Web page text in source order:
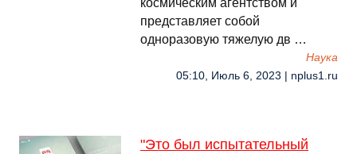
космическим агентством и
представляет собой
одноразовую тяжелую дв …
Наука
05:10, Июль 6, 2023 | nplus1.ru
"Это был испытательный